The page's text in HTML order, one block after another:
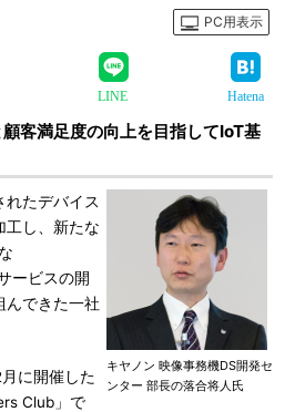
PC用表示
LINE Hatena
客満足度の向上を目指してIoT基
キヤノン 映像事務機DS開発セ
ンター 部長の落合将人氏
たデバイス
工し、新たな
ービスの開
んできた一社
に開催した
Club」で